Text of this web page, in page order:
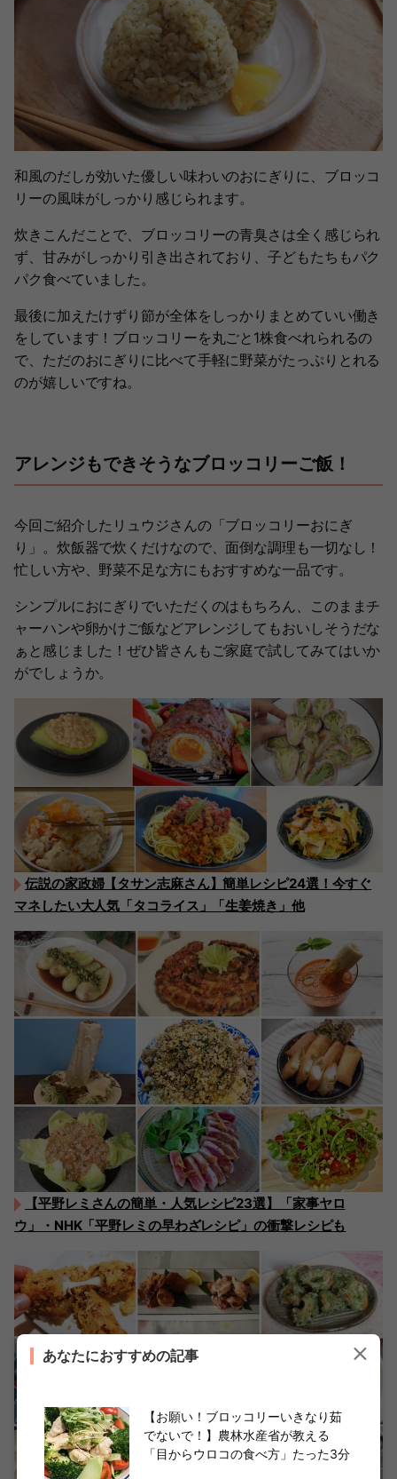
和風のだしが効いた優しい味わいのおにぎりに、ブロッコ
リーの風味がしっかり感じられます。
炊きこんだことで、ブロッコリーの青臭さは全く感じられ
ず、甘みがしっかり引き出されており、子どもたちもパク
パク食べていました。
最後に加えたけずり節が全体をしっかりまとめていい働き
をしています！ブロッコリーを丸ごと1株食べれられるの
で、ただのおにぎりに比べて手軽に野菜がたっぷりとれる
のが嬉しいですね。
アレンジもできそうなブロッコリーご飯！
今回ご紹介したリュウジさんの「ブロッコリーおにぎ
り」。炊飯器で炊くだけなので、面倒な調理も一切なし！
忙しい方や、野菜不足な方にもおすすめな一品です。
シンプルにおにぎりでいただくのはもちろん、このままチ
ャーハンや卵かけご飯などアレンジしてもおいしそうだな
ぁと感じました！ぜひ皆さんもご家庭で試してみてはいか
がでしょうか。
伝説の家政婦【タサン志麻さん】簡単レシピ24選！今すぐ
マネしたい大人気「タコライス」「生姜焼き」他
【平野レミさんの簡単・人気レシピ23選】「家事ヤロ
ウ」・NHK「平野レミの早わざレシピ」の衝撃レシピも
あなたにおすすめの記事
【お願い！ブロッコリーいきなり茹
でないで！】農林水産省が教える
「目からウロコの食べ方」たった3分